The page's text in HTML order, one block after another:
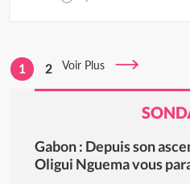
1 2 Voir Plus
Gabon : Depuis son
Oligui Nguema vous